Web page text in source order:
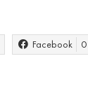
Facebook 0